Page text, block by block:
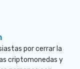
por cerrar la
criptomonedas y